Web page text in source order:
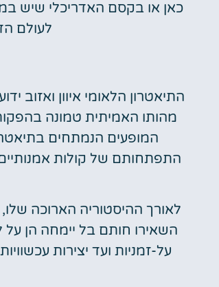
כאן או בקסם האדריכלי שיש
לעולם
התיאטרון הלאומי איוון
מהותו האמיתית טמונה
המופעים הנמתחים
התפתחותם של קולות
לאורך ההיסטוריה הארוכה
השאירו חותם בל יימחה הן על
על-זמניות ועד יצירות